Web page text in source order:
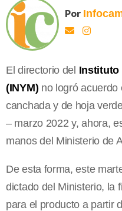
Por
El directorio del Instituto
(INYM) no logró acuerdo
canchada y de hoja
– marzo 2022 y, ahora,
manos del Ministerio de
De esta forma, este
dictado del Ministerio, la
para el producto a partir